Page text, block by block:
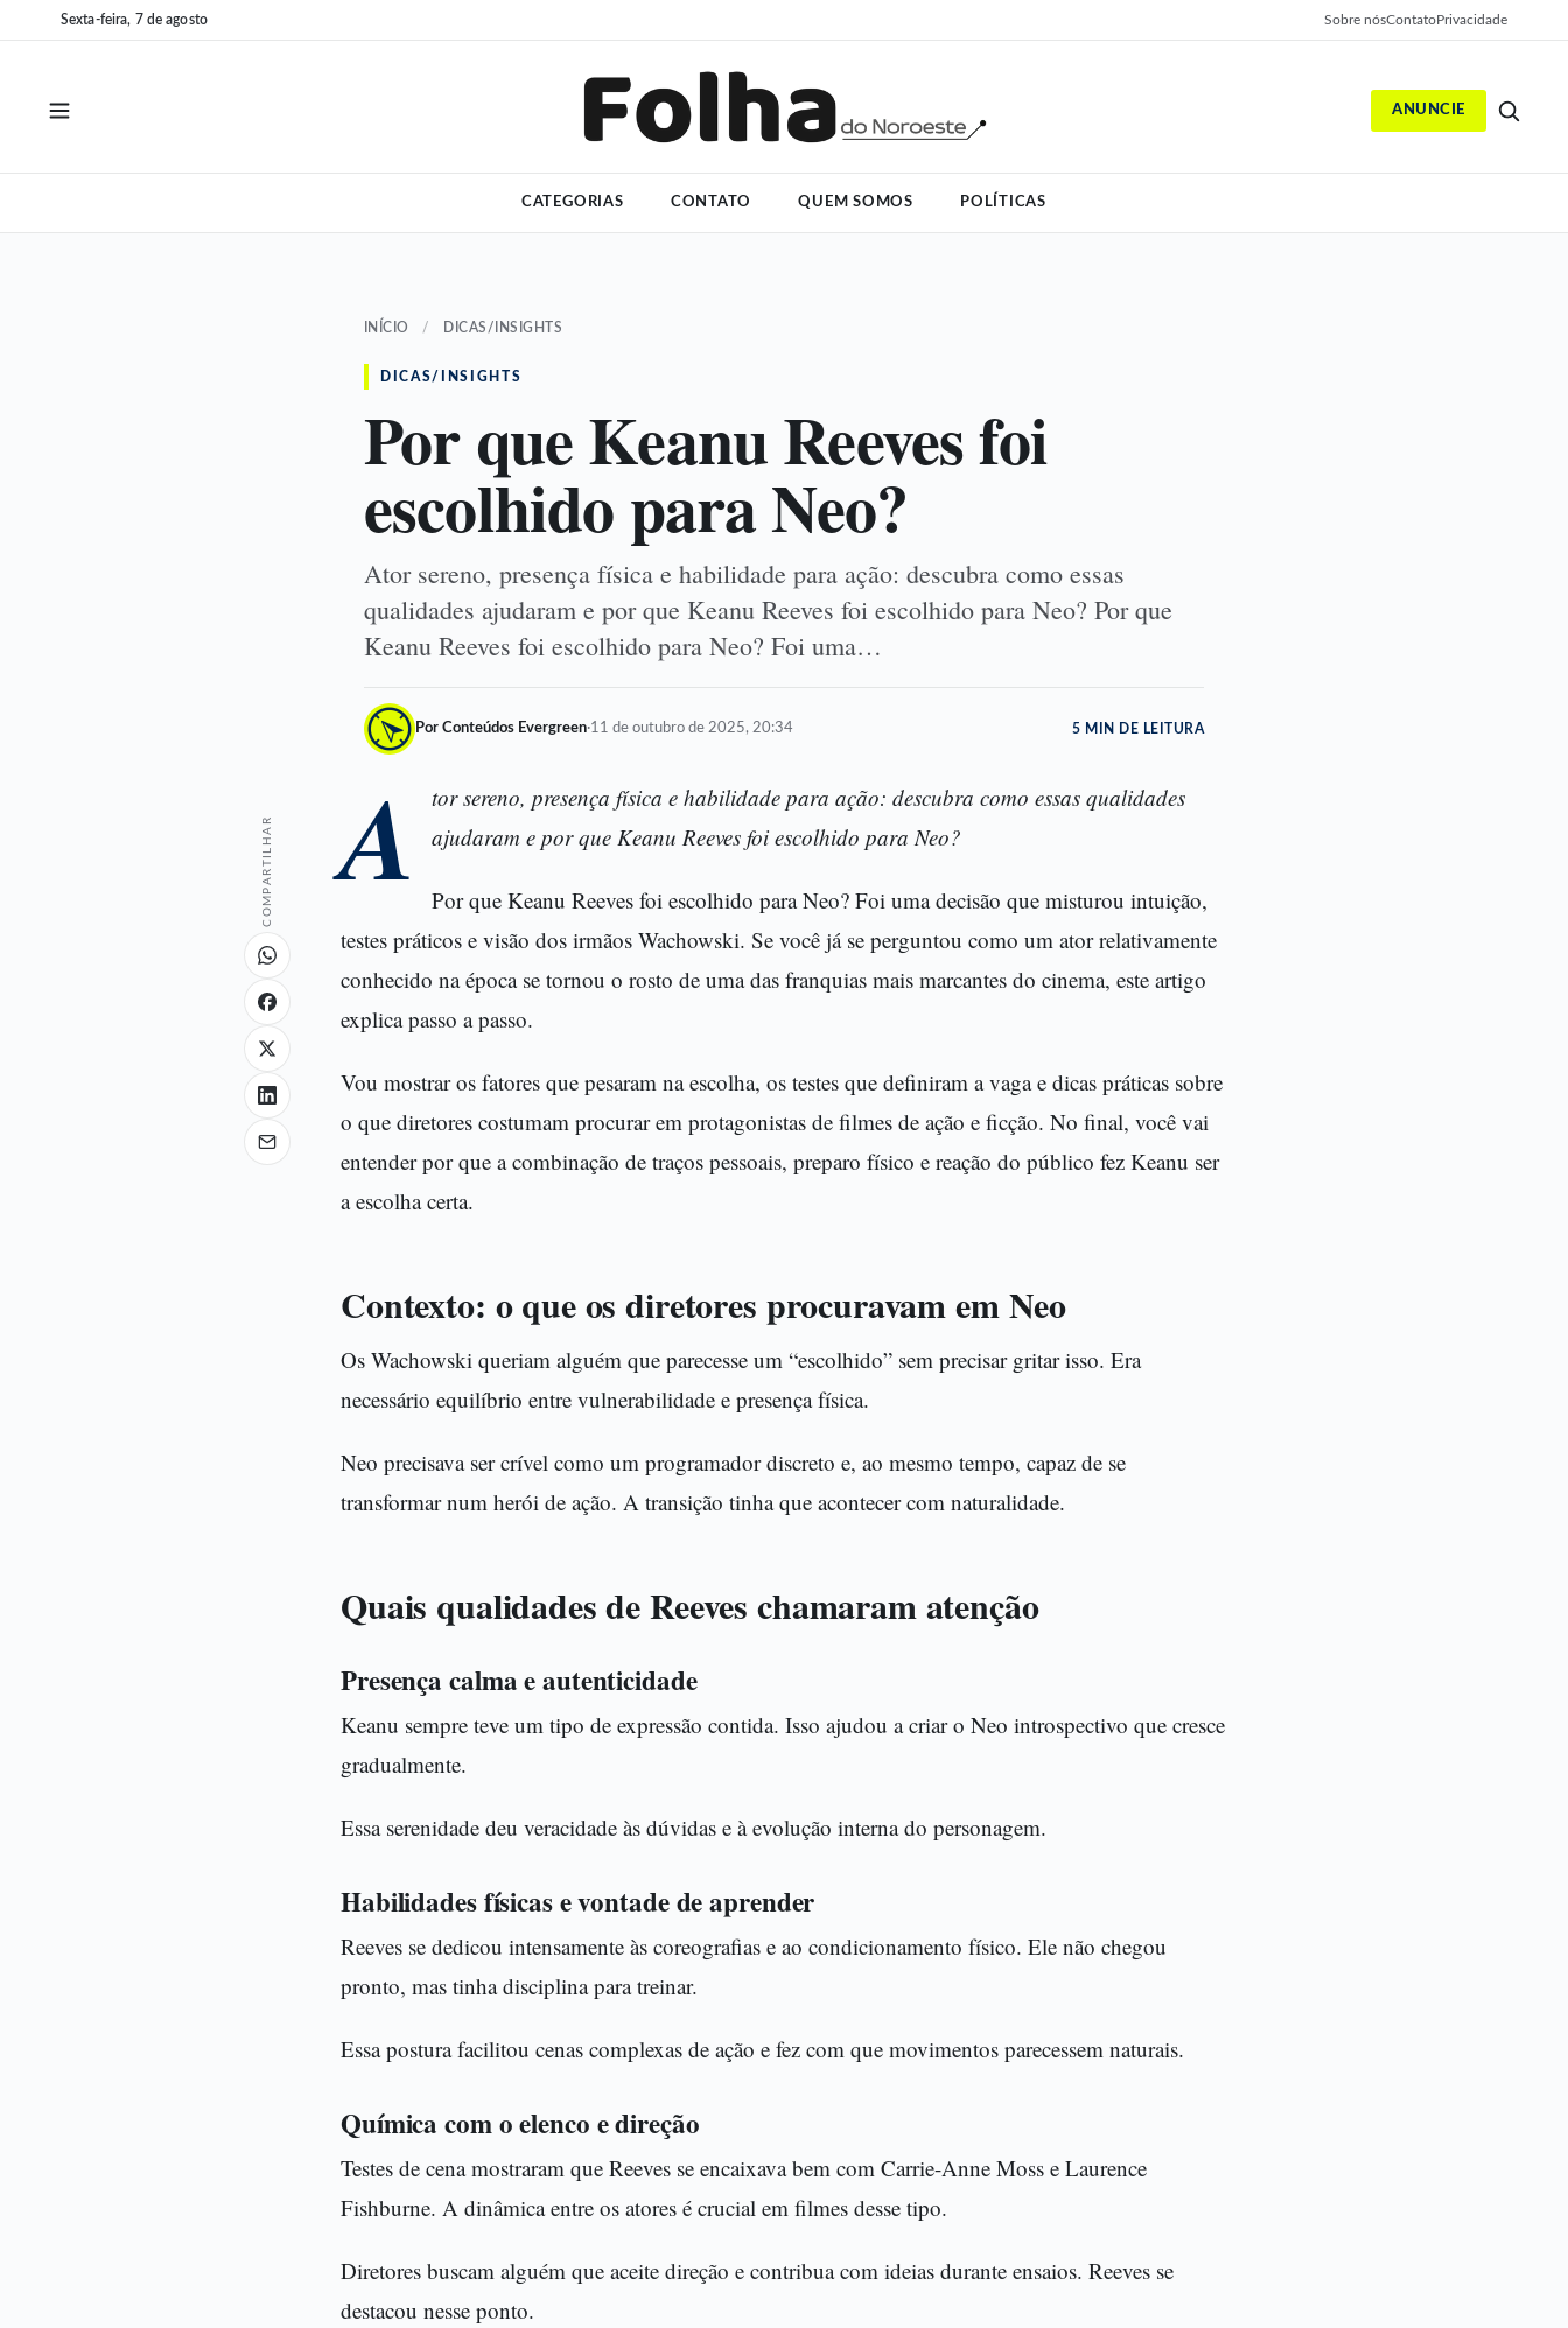
para
para
Sexta-feira, 7 de agosto Sobre nósContatoPrivacidade
ANUNCIE
CATEGORIAS CONTATO QUEM SOMOS POLÍTICAS
INÍCIO / DICAS/INSIGHTS
DICAS/INSIGHTS
Por que Keanu Reeves foi
escolhido para Neo?
Ator sereno, presença física e habilidade para ação: descubra como essas
qualidades ajudaram e por que Keanu Reeves foi escolhido para Neo? Por que
Keanu Reeves foi escolhido para Neo? Foi uma…
Por Conteúdos Evergreen·11 de outubro de 2025, 20:34 5 MIN DE LEITURA
COMPARTILHAR A
tor sereno, presença física e habilidade para ação: descubra como essas qualidades
ajudaram e por que Keanu Reeves foi escolhido para Neo?
Por que Keanu Reeves foi escolhido para Neo? Foi uma decisão que misturou intuição,
testes práticos e visão dos irmãos Wachowski. Se você já se perguntou como um ator relativamente
conhecido na época se tornou o rosto de uma das franquias mais marcantes do cinema, este artigo
explica passo a passo.
Vou mostrar os fatores que pesaram na escolha, os testes que definiram a vaga e dicas práticas sobre
o que diretores costumam procurar em protagonistas de filmes de ação e ficção. No final, você vai
entender por que a combinação de traços pessoais, preparo físico e reação do público fez Keanu ser
a escolha certa.
Contexto: o que os diretores procuravam em Neo
Os Wachowski queriam alguém que parecesse um “escolhido” sem precisar gritar isso. Era
necessário equilíbrio entre vulnerabilidade e presença física.
Neo precisava ser crível como um programador discreto e, ao mesmo tempo, capaz de se
transformar num herói de ação. A transição tinha que acontecer com naturalidade.
Quais qualidades de Reeves chamaram atenção
Presença calma e autenticidade
Keanu sempre teve um tipo de expressão contida. Isso ajudou a criar o Neo introspectivo que cresce
gradualmente.
Essa serenidade deu veracidade às dúvidas e à evolução interna do personagem.
Habilidades físicas e vontade de aprender
Reeves se dedicou intensamente às coreografias e ao condicionamento físico. Ele não chegou
pronto, mas tinha disciplina para treinar.
Essa postura facilitou cenas complexas de ação e fez com que movimentos parecessem naturais.
Química com o elenco e direção
Testes de cena mostraram que Reeves se encaixava bem com Carrie-Anne Moss e Laurence
Fishburne. A dinâmica entre os atores é crucial em filmes desse tipo.
Diretores buscam alguém que aceite direção e contribua com ideias durante ensaios. Reeves se
destacou nesse ponto.